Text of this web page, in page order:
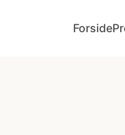
Forside